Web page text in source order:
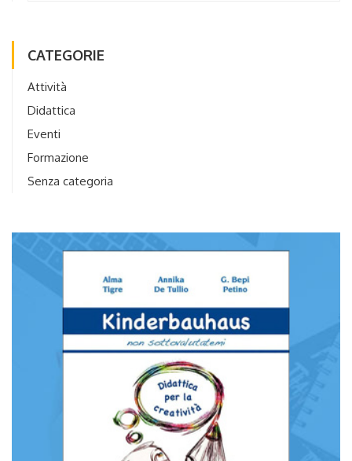
CATEGORIE
Attività
Didattica
Eventi
Formazione
Senza categoria